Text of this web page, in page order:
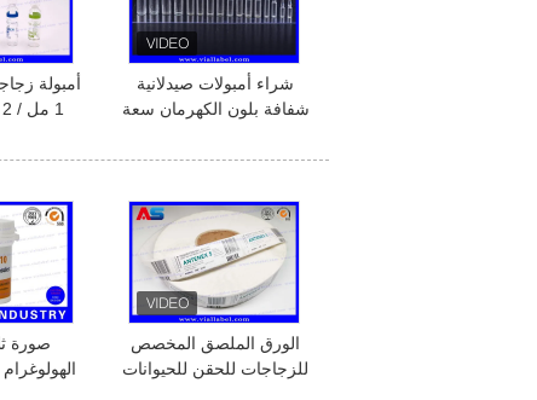
أمبولة
شراء أمبولات صيدلانية
شفافة بلون الكهرمان سعة
سعة 1 مل
صورة
الورق الملصق المخصص
للزجاجات للحقن للحيوانات